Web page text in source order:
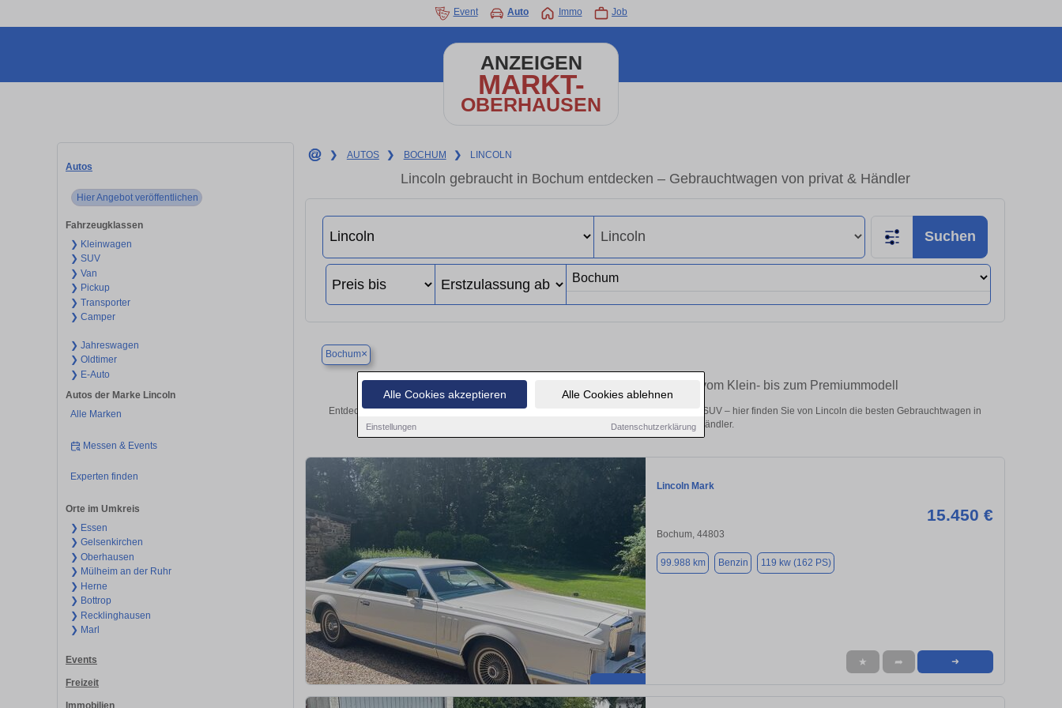
Alle Cookies akzeptieren Alle Cookies ablehnen
Einstellungen Datenschutzerklärung
Event Auto Immo Job
ANZEIGEN
MARKT-
OBERHAUSEN
Autos
Hier Angebot veröffentlichen
Fahrzeugklassen
❯ Kleinwagen
❯ SUV
❯ Van
❯ Pickup
❯ Transporter
❯ Camper
❯ Jahreswagen
❯ Oldtimer
❯ E-Auto
Autos der Marke Lincoln
Alle Marken
Messen & Events
Experten finden
Orte im Umkreis
❯ Essen
❯ Gelsenkirchen
❯ Oberhausen
❯ Mülheim an der Ruhr
❯ Herne
❯ Bottrop
❯ Recklinghausen
❯ Marl
Events
Freizeit
Immobilien
❯ AUTOS ❯ BOCHUM ❯ LINCOLN
Lincoln gebraucht in Bochum entdecken – Gebrauchtwagen von privat & Händler
Suchen
Bochum×
Finden Sie in Bochum Ihren gebrauchten Lincoln – vom Klein- bis zum Premiummodell
Entdecken Sie in Bochum gebrauchte Lincoln Fahrzeuge. Von Kleinwagen bis hin zum SUV – hier finden Sie von Lincoln die besten Gebrauchtwagen in
Bochum von privat und vom Händler.
Lincoln Mark
15.450 €
Bochum, 44803
99.988 km Benzin 119 kw (162 PS)
★ ➦ ➜